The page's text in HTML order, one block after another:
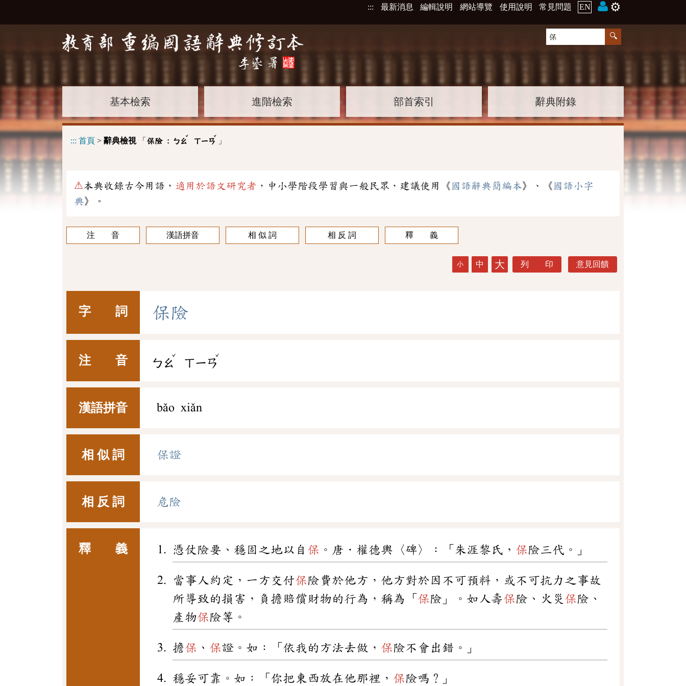
::: 最新消息 編輯說明 網站導覽 使用說明 常見問題 EN ⚙️
基本檢索 進階檢索 部首索引 辭典附錄
::: 首頁 > 辭典檢視「 保險 : ㄅㄠ
ˇ
ㄒㄧㄢ
ˇ
」
⚠本典收錄古今用語， 適用於語文研究者 ，中小學階段學習與一般民眾，建議使用《 國語辭典簡編本》、《 國語小字
典》。
注 音 漢語拼音 相 似 詞 相 反 詞 釋 義
小 中 大 列 印 意見回饋
字 詞 保險
注 音 ㄅㄠ
ˇ
ㄒㄧㄢ
ˇ
漢語拼音 bǎo xiǎn
相 似 詞 保證
相 反 詞 危險
釋 義 憑仗險要、穩固之地以自 保 。唐．權德輿〈碑〉：「朱涯黎氏， 保險三代。」
當事人約定，一方交付保險費於他方，他方對於因不可預料，或不可抗力之事故
所導致的損害，負擔賠償財物的行為，稱為「 保險」。如人壽保險、火災 保險、
產物保險等。
擔保 、 保證。如：「依我的方法去做， 保險不會出錯。」
穩妥可靠。如：「你把東西放在他那裡， 保險嗎？」